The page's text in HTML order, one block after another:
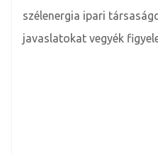
szélenergia ipari
javaslatokat vegyék